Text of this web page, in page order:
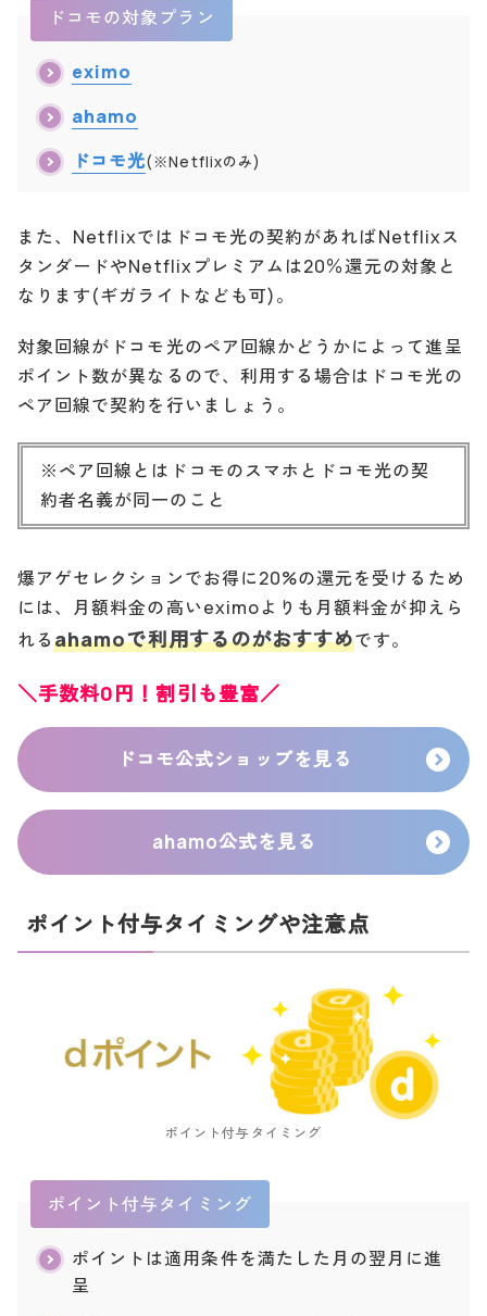
ドコモの対象プラン
eximo
ahamo
ドコモ光(※Netflixのみ)
また、Netflixではドコモ光の契約があればNetflixス
タンダードやNetflixプレミアムは20％還元の対象と
なります(ギガライトなども可)。
対象回線がドコモ光のペア回線かどうかによって進呈
ポイント数が異なるので、利用する場合はドコモ光の
ペア回線で契約を行いましょう。
※ペア回線とはドコモのスマホとドコモ光の契
約者名義が同一のこと
爆アゲセレクションでお得に20%の還元を受けるため
には、月額料金の高いeximoよりも月額料金が抑えら
れるahamoで利用するのがおすすめです。
＼手数料0円！割引も豊富／
ドコモ公式ショップを見る
ahamo公式を見る
ポイント付与タイミングや注意点
ポイント付与タイミング
ポイント付与タイミング
ポイントは適用条件を満たした月の翌月に進
呈